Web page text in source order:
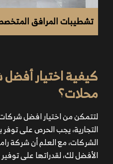
توفير تصميمات مبتكرة
وتستهدف جذب العملاء.
تنفيذ عالي الجودة
تأخير.
تصميم عملي وفعال يحقق
المتاحة.
تنفيذ جميع مراحل
والتأثيث.
أسعار تنافسية وخيارات
الميزانيات.
تشطيبات المرافق
كيفية اختيار
محلات؟
لتتمكن من اختيار افضل
التجارية، يجب الحرص على
الشركات، مع العلم أن شركة
الأفضل لك، لقدراتها على توفير